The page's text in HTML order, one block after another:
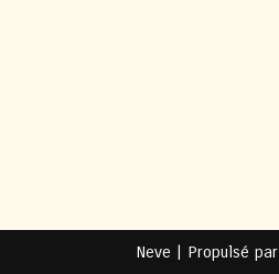
Neve | Propulsé par